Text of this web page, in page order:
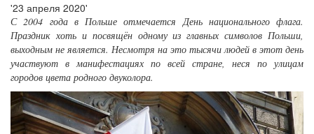
'23 апреля 2020'
С 2004 года в Польше отмечается День национального флага.
Праздник хоть и посвящён одному из главных символов Польши,
выходным не является. Несмотря на это тысячи людей в этот день
участвуют в манифестациях по всей стране, неся по улицам
городов цвета родного двуколора.